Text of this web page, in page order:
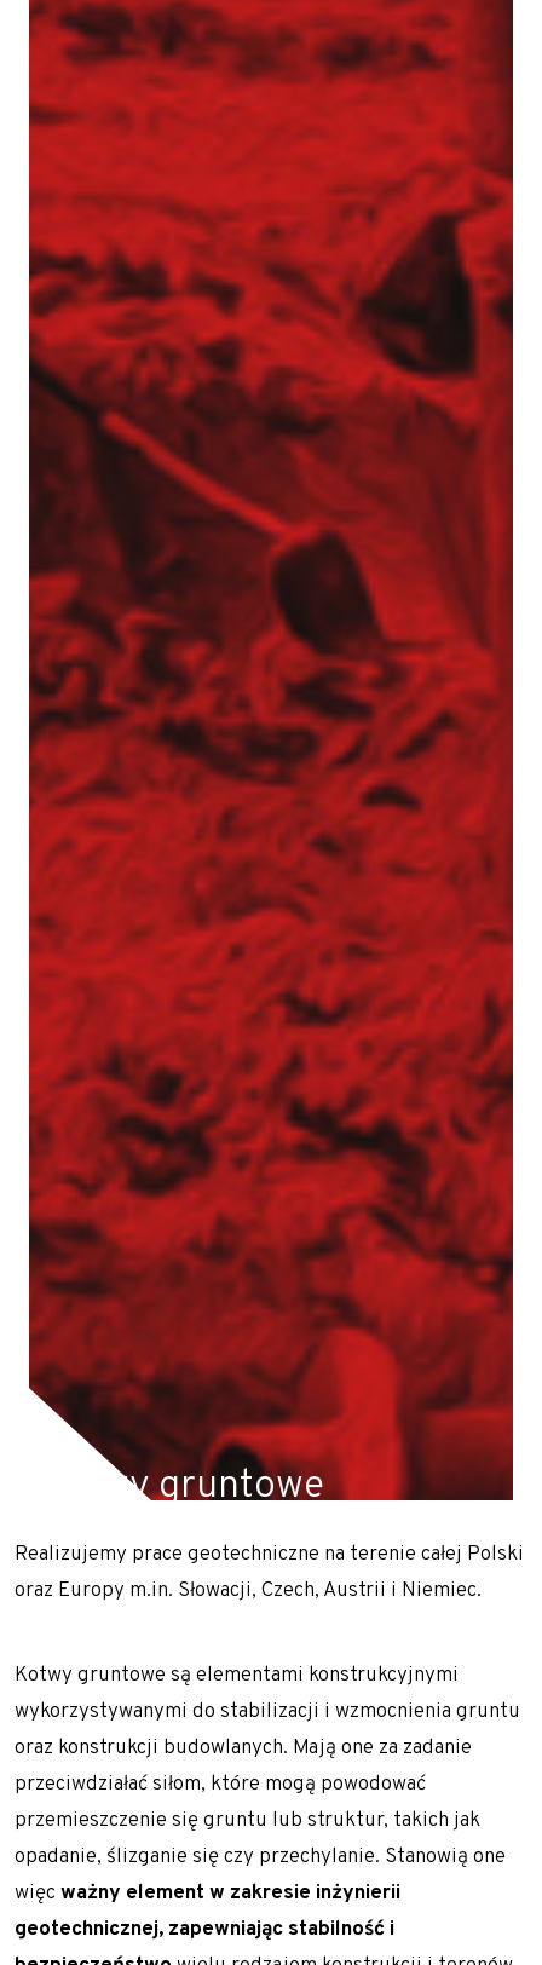
Usługi geotechniczne
Wzmacnianie gruntu i fundamentowanie
specjalne
Kolumny DSM
Kolumny jet-grouting
Mikropale
Pale CFA – fundamentowanie bez wibracji
i hałasu
Pale przemieszczeniowe
Pale VDW
Zabezpieczenia wykopów
Kotwy gruntowe
Mury oporowe – trwała stabilizacja skarp i
nasypów
Palisady – stabilizacja wykopów w
trudnych warunkach gruntowych
Ścianki szczelne
Ściany berlińskie
Zabezpieczenie skarp i zboczy
Dreny
Gwoździe gruntowe
Ściągi gruntowe
Siatki stalowe – zabezpieczenie zboczy
Torkret – beton natryskowy
Przesłony przeciwfiltracyjne i iniekcje gruntu
Iniekcja uszczelniająca
Jet grouting – wzmacnianie gruntu
Przesłony DSM
Wypełnianie pustek
Prace tunelowe
Pale i mikropale geotermalne
Torkret – beton natryskowy
Zapoznaj się z aktualnościami w dziedzinie
geotechniki
Kotwy gruntowe
Realizujemy prace geotechniczne na terenie całej
Realizujemy prace geotechniczne na terenie całej Polski
oraz Europy m.in. Słowacji, Czech, Austrii i Niemiec.
Kotwy gruntowe są elementami konstrukcyjnymi
wykorzystywanymi do stabilizacji i wzmocnienia gruntu
oraz konstrukcji budowlanych. Mają one za zadanie
przeciwdziałać siłom, które mogą powodować
przemieszczenie się gruntu lub struktur, takich jak
opadanie, ślizganie się czy przechylanie. Stanowią one
więc ważny element w zakresie inżynierii
geotechnicznej, zapewniając stabilność i